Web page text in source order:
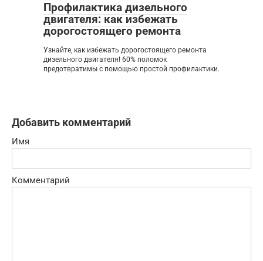
Профилактика дизельного
двигателя: как избежать
дорогостоящего ремонта
Узнайте, как избежать дорогостоящего ремонта
дизельного двигателя! 60% поломок
предотвратимы с помощью простой профилактики.
Добавить комментарий
Имя
Комментарий